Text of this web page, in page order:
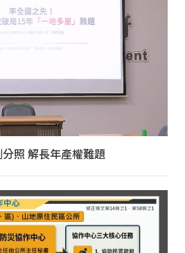
照 解長年產權難題